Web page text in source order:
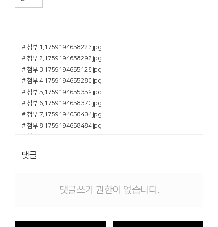
# 첨부 1.1759194658223.jpg
# 첨부 2.1759194658292.jpg
# 첨부 3.1759194655128.jpg
# 첨부 4.1759194655280.jpg
# 첨부 5.1759194655359.jpg
# 첨부 6.1759194658370.jpg
# 첨부 7.1759194658434.jpg
# 첨부 8.1759194658484.jpg
# 첨부 11.1759194658642.jpg
# 첨부 14.1759194658770.jpg
댓글
댓글쓰기 권한이 없습니다.